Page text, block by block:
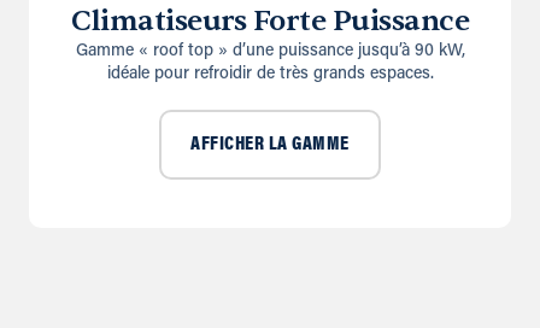
Climatiseurs Forte Puissance
Gamme « roof top » d’une puissance jusqu’à 90 kW,
idéale pour refroidir de très grands espaces.
AFFICHER LA GAMME